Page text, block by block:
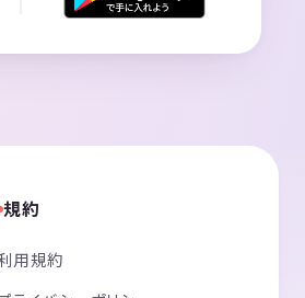
規約
用規約